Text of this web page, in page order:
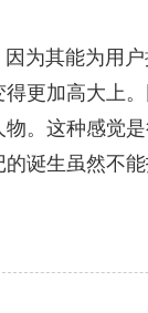
为其能为用
更加高大上
。这种感觉
诞生虽然不